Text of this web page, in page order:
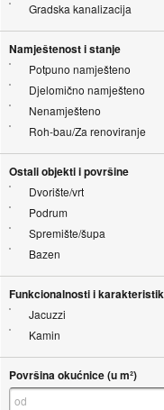
Gradska kanalizacija
Namještenost i stanje
Potpuno namješteno
Djelomično namješteno
Nenamješteno
Roh-bau/Za renoviranje
Ostali objekti i površine
Dvorište/vrt
Podrum
Spremište/šupa
Bazen
Funkcionalnosti i
Jacuzzi
Kamin
Površina okućnice (u m²)